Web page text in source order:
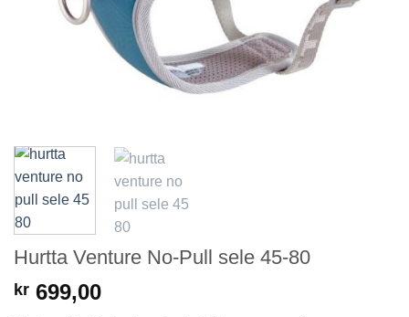
Hurtta Venture No-Pull sele 45-80
kr 699,00